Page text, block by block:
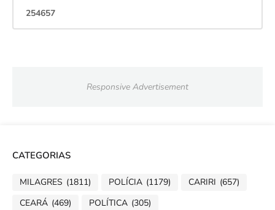
254657
Responsive Advertisement
CATEGORIAS
MILAGRES (1811) POLÍCIA (1179) CARIRI (657)
CEARÁ (469) POLÍTICA (305)